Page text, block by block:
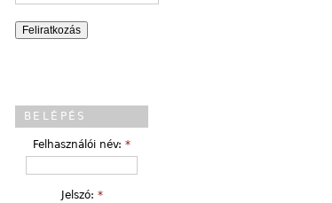
BELÉPÉS
Felhasználói név: *
Jelszó: *